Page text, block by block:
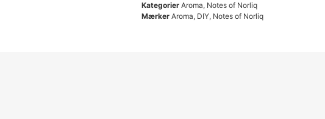
Kategorier Aroma, Notes of Norliq
Mærker Aroma, DIY, Notes of Norliq